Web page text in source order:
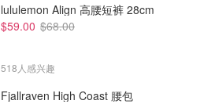
lululemon Align 高腰短裤 28cm
$59.00 $68.00
518人感兴趣
Fjallraven High Coast 腰包